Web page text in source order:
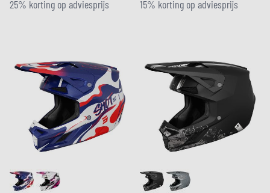
25% korting op adviesprijs 15% korting op adviesprijs